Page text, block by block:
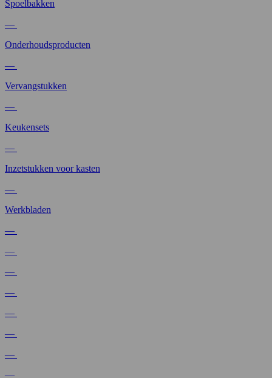
Spoelbakken
—
Onderhoudsproducten
—
Vervangstukken
—
Keukensets
—
Inzetstukken voor kasten
—
Werkbladen
—
—
—
—
—
—
—
—